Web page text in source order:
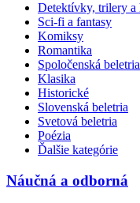
Detektívky, trilery a
Sci-fi a fantasy
Komiksy
Romantika
Spoločenská beletria
Klasika
Historické
Slovenská beletria
Svetová beletria
Poézia
Ďalšie kategórie
Náučná a odborná